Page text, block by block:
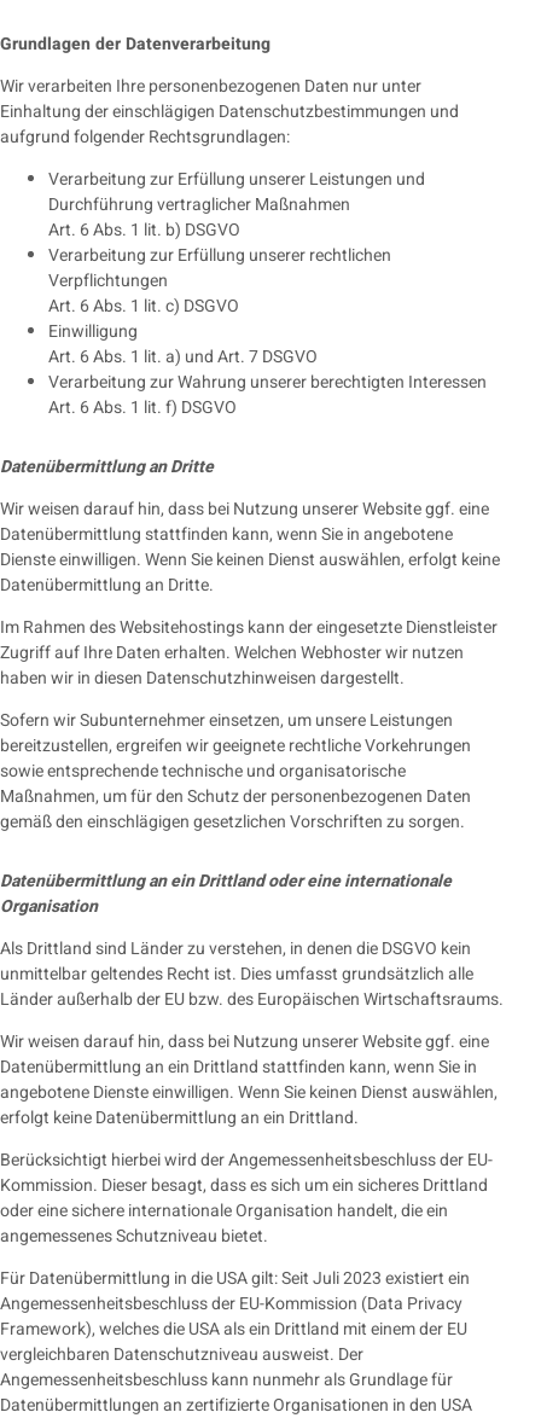
Grundlagen der Datenverarbeitung
Wir verarbeiten Ihre personenbezogenen Daten nur unter
Einhaltung der einschlägigen Datenschutzbestimmungen und
aufgrund folgender Rechtsgrundlagen:
Verarbeitung zur Erfüllung unserer Leistungen und
Durchführung vertraglicher Maßnahmen
Art. 6 Abs. 1 lit. b) DSGVO
Verarbeitung zur Erfüllung unserer rechtlichen
Verpflichtungen
Art. 6 Abs. 1 lit. c) DSGVO
Einwilligung
Art. 6 Abs. 1 lit. a) und Art. 7 DSGVO
Verarbeitung zur Wahrung unserer berechtigten Interessen
Art. 6 Abs. 1 lit. f) DSGVO
Datenübermittlung an Dritte
Wir weisen darauf hin, dass bei Nutzung unserer Website ggf. eine
Datenübermittlung stattfinden kann, wenn Sie in angebotene
Dienste einwilligen. Wenn Sie keinen Dienst auswählen, erfolgt keine
Datenübermittlung an Dritte.
Im Rahmen des Websitehostings kann der eingesetzte Dienstleister
Zugriff auf Ihre Daten erhalten. Welchen Webhoster wir nutzen
haben wir in diesen Datenschutzhinweisen dargestellt.
Sofern wir Subunternehmer einsetzen, um unsere Leistungen
bereitzustellen, ergreifen wir geeignete rechtliche Vorkehrungen
sowie entsprechende technische und organisatorische
Maßnahmen, um für den Schutz der personenbezogenen Daten
gemäß den einschlägigen gesetzlichen Vorschriften zu sorgen.
Datenübermittlung an ein Drittland oder eine internationale
Organisation
Als Drittland sind Länder zu verstehen, in denen die DSGVO kein
unmittelbar geltendes Recht ist. Dies umfasst grundsätzlich alle
Länder außerhalb der EU bzw. des Europäischen Wirtschaftsraums.
Wir weisen darauf hin, dass bei Nutzung unserer Website ggf. eine
Datenübermittlung an ein Drittland stattfinden kann, wenn Sie in
angebotene Dienste einwilligen. Wenn Sie keinen Dienst auswählen,
erfolgt keine Datenübermittlung an ein Drittland.
Berücksichtigt hierbei wird der Angemessenheitsbeschluss der EU-
Kommission. Dieser besagt, dass es sich um ein sicheres Drittland
oder eine sichere internationale Organisation handelt, die ein
angemessenes Schutzniveau bietet.
Für Datenübermittlung in die USA gilt: Seit Juli 2023 existiert ein
Angemessenheitsbeschluss der EU-Kommission (Data Privacy
Framework), welches die USA als ein Drittland mit einem der EU
vergleichbaren Datenschutzniveau ausweist. Der
Angemessenheitsbeschluss kann nunmehr als Grundlage für
Datenübermittlungen an zertifizierte Organisationen in den USA